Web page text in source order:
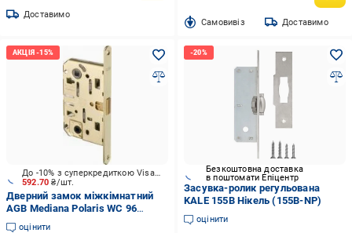
Доставимо
Cамовивіз Доставимо
592.70₴/шт.
До -10% з суперкредиткою Visa Вигода
Дверний замок міжкімнатний
AGB Mediana Polaris WC 96
латунь
оцінити
Безкоштовна доставка
в поштомати Епіцентр
Засувка-ролик регульована
KALE 155B Нікель (155B-NP)
оцінити